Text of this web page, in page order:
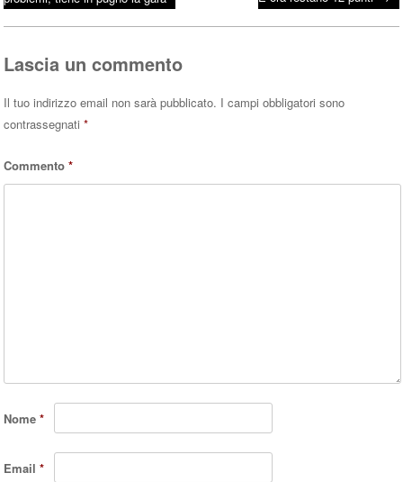
okr A
Lascia un commento
Il tuo indirizzo email non sarà pubblicato. I campi obbligatori sono
contrassegnati*
Commento*
Nome*
Email*